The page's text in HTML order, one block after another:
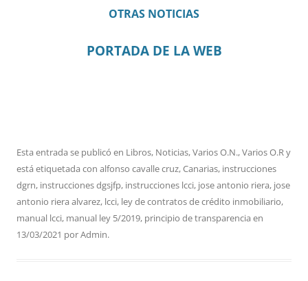
OTRAS NOTICIAS
PORTADA DE LA WEB
Esta entrada se publicó en Libros, Noticias,Varios O.N.,Varios O.Ry
está etiquetada con alfonso cavalle cruz,Canarias, instrucciones
dgrn, instrucciones dgsjfp, instrucciones lcci, jose antonio riera, jose
antonio riera alvarez, lcci, ley de contratos de crédito inmobiliario,
manual lcci, manual ley 5/2019, principio de transparencia en
13/03/2021 porAdmin.